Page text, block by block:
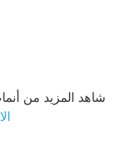
شاهد المزيد من